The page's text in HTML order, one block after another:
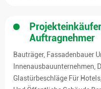
Auftragnehmer
Bauträger, Fassadenbauer
Innenausbauunternehmen,
Glastürbeschläge Für